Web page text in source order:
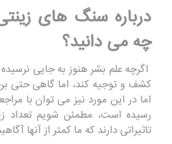
درباره سنگ های
چه می دانید؟
اگرچه علم بشر هنوز به جایی
کشف و توجیه کند، اما گاهی حتی
اما در این مورد نیز می توان با
رسیده است، مطمئن شویم تعداد
تاثیراتی دارند که ما کمتر از آنها